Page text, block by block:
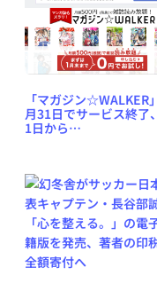
「マガジン☆WALKER
月31日でサービス終了
1日から
サービスが開始